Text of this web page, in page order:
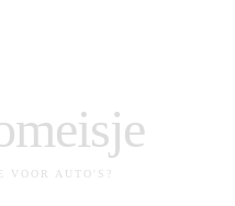
VOOR AUTO'S?